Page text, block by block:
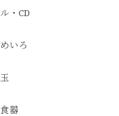
・CD
いろ
器